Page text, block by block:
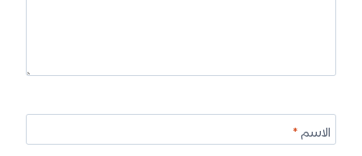
الاسم*